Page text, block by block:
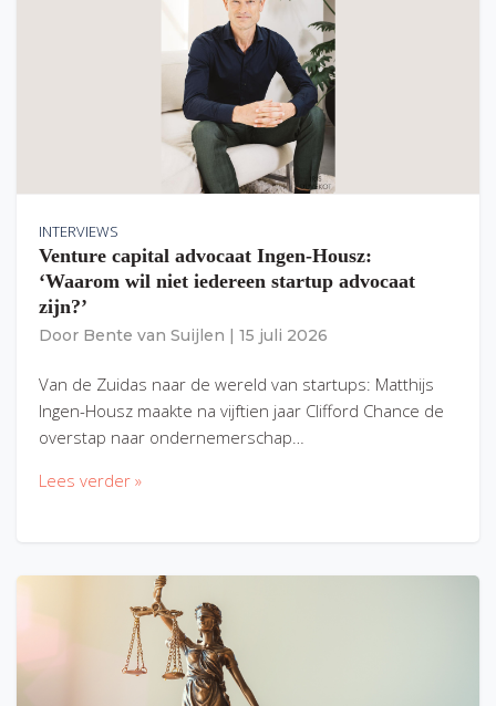
INTERVIEWS
Venture capital advocaat Ingen-Housz:
‘Waarom wil niet iedereen startup advocaat
zijn?’
Door Bente van Suijlen 15 juli 2026
Van de Zuidas naar de wereld van startups: Matthijs
Ingen-Housz maakte na vijftien jaar Clifford Chance de
overstap naar ondernemerschap…
Lees verder »